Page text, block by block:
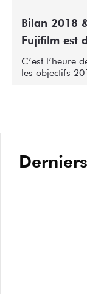
Bilan 2018
Fujifilm est
C’est l’heure
les objectifs